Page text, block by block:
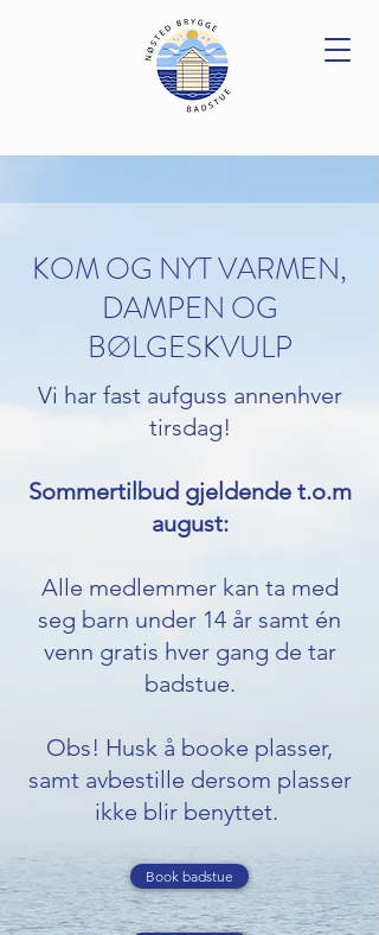
KOM OG NYT VARMEN,
DAMPEN OG
BØLGESKVULP
Vi har fast aufguss annenhver
tirsdag!​
Sommertilbud gjeldende t.o.m
august:
Alle medlemmer kan ta med
seg barn under 14 år samt én
venn gratis hver gang de tar
badstue.
Obs! Husk å booke plasser,
samt avbestille dersom plasser
ikke blir benyttet.
Book badstue